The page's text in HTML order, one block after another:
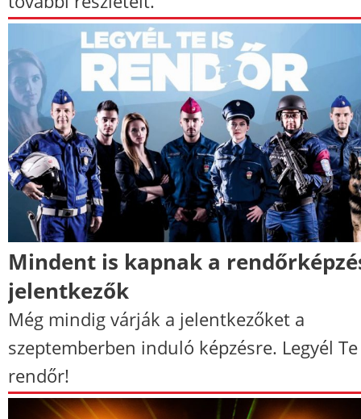
Mindent is kapnak a
jelentkezők
Még mindig várják a jelentkezőket a
szeptemberben induló képzésre. Legyél
rendőr!